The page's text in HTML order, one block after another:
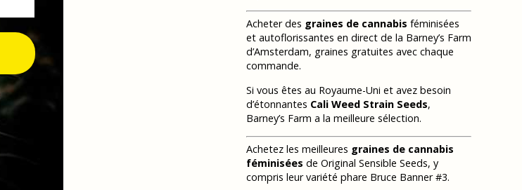
Acheter des graines de cannabis féminisées
et autoflorissantes en direct de la Barney’s Farm
d’Amsterdam, graines gratuites avec chaque
commande.
Si vous êtes au Royaume-Uni et avez besoin
d’étonnantes Cali Weed Strain Seeds,
Barney’s Farm a la meilleure sélection.
Achetez les meilleures graines de cannabis
féminisées de Original Sensible Seeds, y
compris leur variété phare Bruce Banner #3.